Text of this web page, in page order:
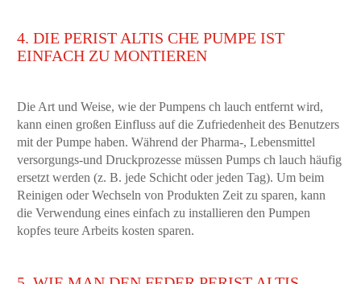
4. DIE PERIST ALTIS CHE PUMPE IST
EINFACH ZU MONTIEREN
Die Art und Weise, wie der Pumpens ch lauch entfernt wird,
kann einen großen Einfluss auf die Zufriedenheit des Benutzers
mit der Pumpe haben. Während der Pharma-, Lebensmittel
versorgungs-und Druckprozesse müssen Pumps ch lauch häufig
ersetzt werden (z. B. jede Schicht oder jeden Tag). Um beim
Reinigen oder Wechseln von Produkten Zeit zu sparen, kann
die Verwendung eines einfach zu installieren den Pumpen
kopfes teure Arbeits kosten sparen.